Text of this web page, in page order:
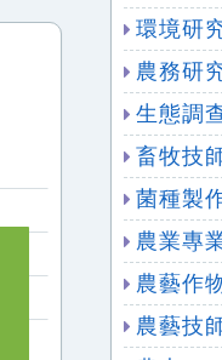
環境研
農務研
生態調
畜牧技
菌種製
農業專
農藝作
農藝技